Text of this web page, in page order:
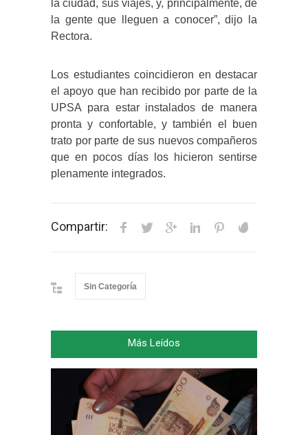
la ciudad, sus viajes, y, principalmente, de
la gente que lleguen a conocer”, dijo la
Rectora.
Los estudiantes coincidieron en destacar
el apoyo que han recibido por parte de la
UPSA para estar instalados de manera
pronta y confortable, y también el buen
trato por parte de sus nuevos compañeros
que en pocos días los hicieron sentirse
plenamente integrados.
Compartir:
Sin Categoría
Más Leídos